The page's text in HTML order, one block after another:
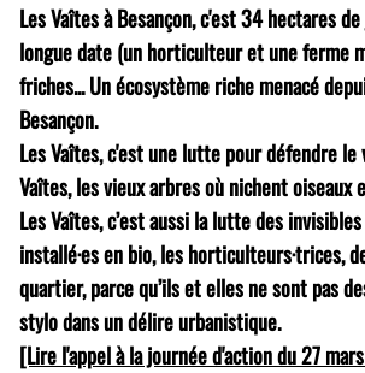
Les Vaîtes à Besançon, c'est 34 hectares
longue date (un horticulteur et une ferme
friches... Un écosystème riche menacé
Besançon.
Les Vaîtes, c'est une lutte pour défendre
Vaîtes, les vieux arbres où nichent oiseaux
Les Vaîtes, c’est aussi la lutte des
installé·es en bio, les horticulteurs·trices,
quartier, parce qu’ils et elles ne sont pas
stylo dans un délire urbanistique.
[Lire l'appel à la journée d'action du 27